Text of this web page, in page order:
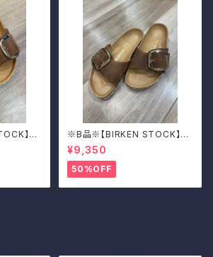
】M
ッド
※B品※【BIRKEN STOCK】M
adrid Big Buckle/マドリッド
ビッグバックル 39
¥9,350
50%OFF